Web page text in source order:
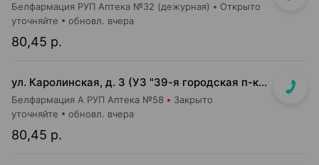
Белфармация РУП Аптека №32 (дежурная) Открыто
80,45 р.
уточняйте обновл. вчера
ул. Каролинская, д. 3 (УЗ "39-я городская п-ка", 3-й этаж)
Белфармация А РУП Аптека №58 Закрыто
80,45 р.
уточняйте обновл. вчера